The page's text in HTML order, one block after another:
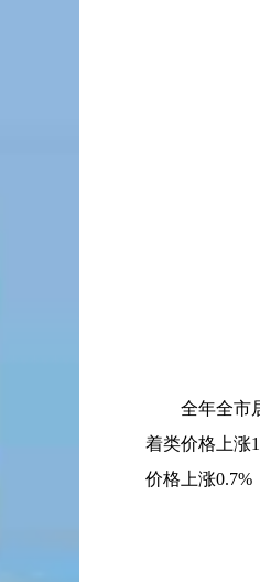
全年全市居
着类价格上涨
价格上涨0.7%